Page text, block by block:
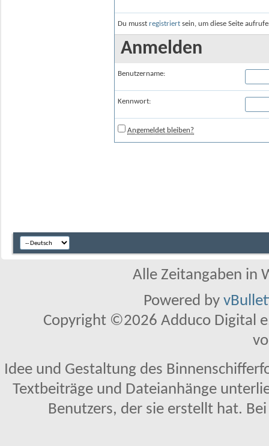
Du musst registriert sein, um diese Seite
Anmelden
Benutzername:
Kennwort:
Angemeldet bleiben?
Alle Zeitangaben in
Powered by
Copyright ©2026 Adduco Digital
Idee und Gestaltung des
Textbeiträge und Dateianhänge
Benutzers, der sie erstellt hat.